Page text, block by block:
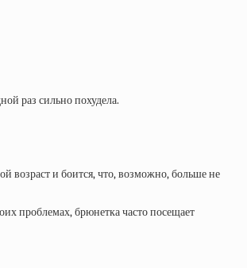
раз сильно похудела.
возраст и боится, что, возможно, больше не
проблемах, брюнетка часто посещает